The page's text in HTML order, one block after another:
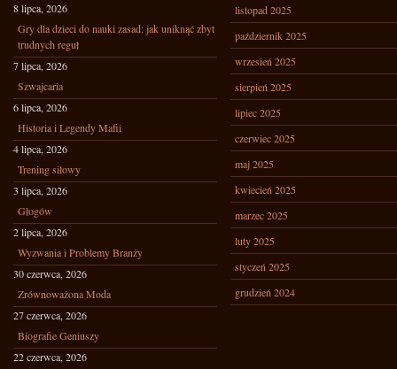
8 lipca, 2026
Gry dla dzieci do nauki zasad: jak uniknąć zbyt
trudnych reguł
7 lipca, 2026
Szwajcaria
6 lipca, 2026
Historia i Legendy Mafii
4 lipca, 2026
Trening siłowy
3 lipca, 2026
Głogów
2 lipca, 2026
Wyzwania i Problemy Branży
30 czerwca, 2026
Zrównoważona Moda
27 czerwca, 2026
Biografie Geniuszy
22 czerwca, 2026
listopad 2025
październik 2025
wrzesień 2025
sierpień 2025
lipiec 2025
czerwiec 2025
maj 2025
kwiecień 2025
marzec 2025
luty 2025
styczeń 2025
grudzień 2024